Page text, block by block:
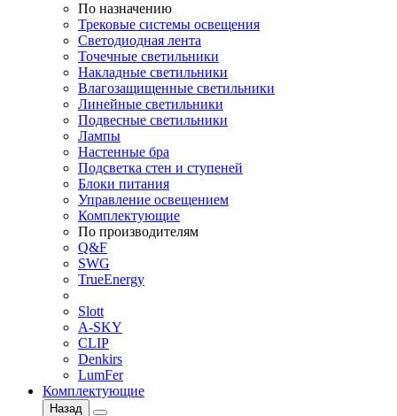
По назначению
Трековые системы освещения
Светодиодная лента
Точечные светильники
Накладные светильники
Влагозащищенные светильники
Линейные светильники
Подвесные светильники
Лампы
Настенные бра
Подсветка стен и ступеней
Блоки питания
Управление освещением
Комплектующие
По производителям
Q&F
SWG
TrueEnergy
Slott
A-SKY
CLIP
Denkirs
LumFer
Комплектующие
Назад